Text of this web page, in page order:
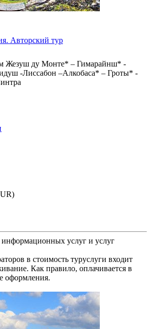
Авторский тур
Жезуш ду Монте* – Гимарайнш* -
-Лиссабон –Алкобаса* – Гроты* -
информационных услуг и услуг
в стоимость туруслуги входит
Как правило, оплачивается в
оформления.